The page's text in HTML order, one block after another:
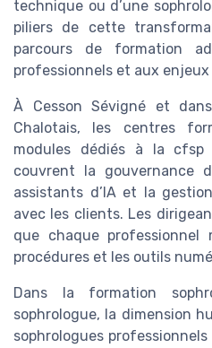
technique ou d’une
piliers de cette
parcours de formation
professionnels et aux enjeux
À Cesson Sévigné et
Chalotais, les centres
modules dédiés à la cfsp
couvrent la gouvernance
assistants d’IA et la
avec les clients. Les
que chaque professionnel
procédures et les outils
Dans la formation
sophrologue, la dimension
sophrologues